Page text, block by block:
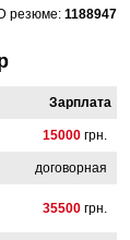
ID резюме: 1188947
Зарплата
15000 грн.
договорная
35500 грн.